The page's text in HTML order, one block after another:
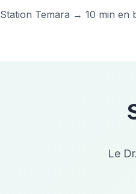
Station Temara → 10 min en
Le